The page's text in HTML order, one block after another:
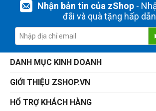
Nhận bản tin của zShop-
đãi và quà tặng hấp dẫn
DANH MỤC KINH DOANH
GIỚI THIỆU ZSHOP.VN
HỔ TRỢ KHÁCH HÀNG